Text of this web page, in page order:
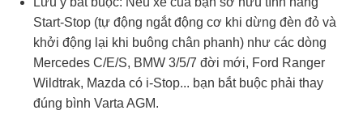
Start-Stop (tự động ngắt động cơ khi dừng đèn đỏ và
khởi động lại khi buông chân phanh) như các dòng
Mercedes C/E/S, BMW 3/5/7 đời mới, Ford Ranger
Wildtrak, Mazda có i-Stop... bạn bắt buộc phải thay
đúng bình Varta AGM.